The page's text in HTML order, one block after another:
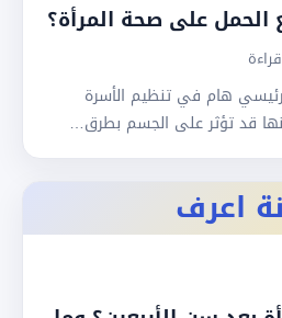
على صحة المرأة؟
هام في تنظيم الأسرة
قد تؤثر على الجسم بطرق…
اعرف